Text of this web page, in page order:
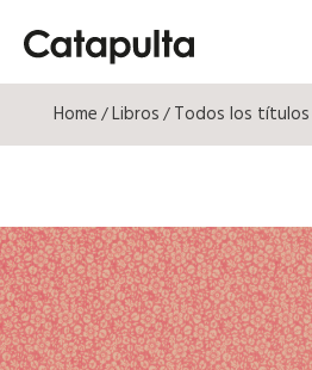
Home/Libros/Todos los títulos